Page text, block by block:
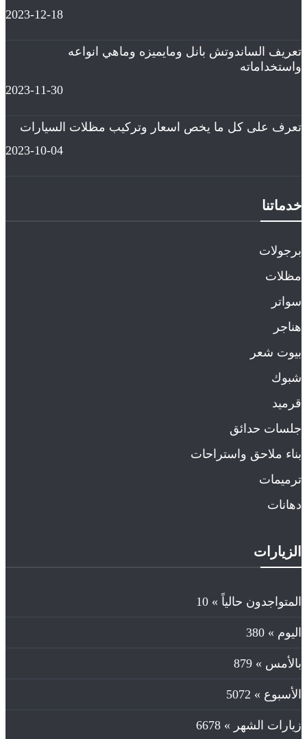
2023-12-18
تعريف الساندوتش بانل ومايميزه وماهي انواعه
واستخداماته
2023-11-30
تعرف على كل ما يخص اسعار وتركيب مظلات السيارات
2023-10-04
خدماتنا
برجولات
مظلات
سواتر
هناجر
بيوت شعر
شبوك
قرميد
جلسات حدائق
بناء ملاحق واستراحات
ترميمات
دهانات
الزيارات
المتواجدون حالياً » 10
اليوم » 380
بالأمس » 879
الأسبوع » 5072
زيارات الشهر » 6678